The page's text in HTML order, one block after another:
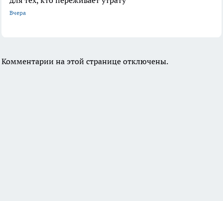
Вчера
Комментарии на этой странице отключены.